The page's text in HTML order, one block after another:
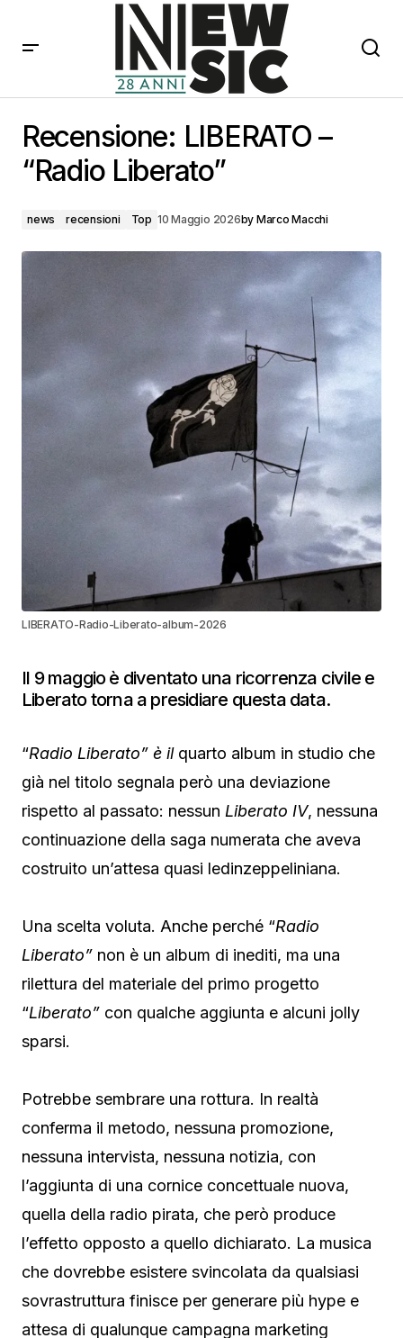
Recensione: LIBERATO –
“Radio Liberato”
news recensioni Top 10 Maggio 2026by Marco Macchi
LIBERATO-Radio-Liberato-album-2026
Il 9 maggio è diventato una ricorrenza civile e
Liberato torna a presidiare questa data.
“Radio Liberato” è ilquarto album in studio che
già nel titolo segnala però una deviazione
rispetto al passato: nessun Liberato IV, nessuna
continuazione della saga numerata che aveva
costruito un’attesa quasi ledinzeppeliniana.
Una scelta voluta. Anche perché “Radio
Liberato” non è un album di inediti, ma una
rilettura del materiale del primo progetto
“Liberato” con qualche aggiunta e alcuni jolly
sparsi.
Potrebbe sembrare una rottura. In realtà
conferma il metodo, nessuna promozione,
nessuna intervista, nessuna notizia, con
l’aggiunta di una cornice concettuale nuova,
quella della radio pirata, che però produce
l’effetto opposto a quello dichiarato. La musica
che dovrebbe esistere svincolata da qualsiasi
sovrastruttura finisce per generare più hype e
attesa di qualunque campagna marketing